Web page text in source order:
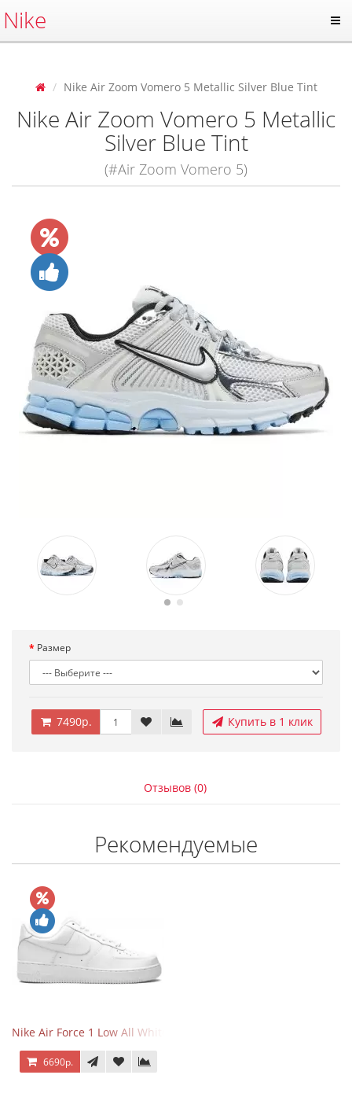
Nike
Nike Air Zoom Vomero 5 Metallic Silver Blue Tint
Nike Air Zoom Vomero 5 Metallic
Silver Blue Tint
(#Air Zoom Vomero 5)
Размер
7490р. Купить в 1 клик
Отзывов (0)
Рекомендуемые
Nike Air Force 1 Low All White
6690р.